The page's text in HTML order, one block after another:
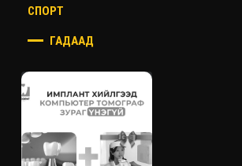
СПОРТ
ГАДААД